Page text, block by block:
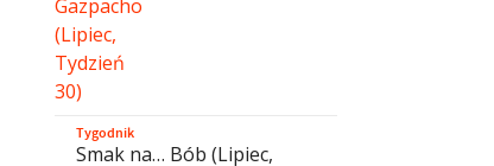
Tygodnik
Smak na… Bób (Lipiec,